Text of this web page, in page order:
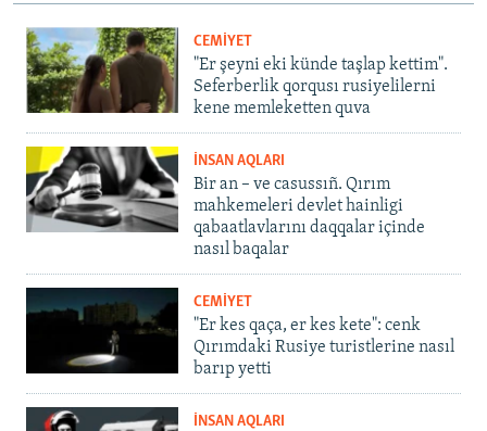
CEMİYET
"Er şeyni eki künde taşlap kettim".
Seferberlik qorqusı rusiyelilerni
kene memleketten quva
İNSAN AQLARI
Bir an – ve casussıñ. Qırım
mahkemeleri devlet hainligi
qabaatlavlarını daqqalar içinde
nasıl baqalar
CEMİYET
"Er kes qaça, er kes kete": cenk
Qırımdaki Rusiye turistlerine nasıl
barıp yetti
İNSAN AQLARI